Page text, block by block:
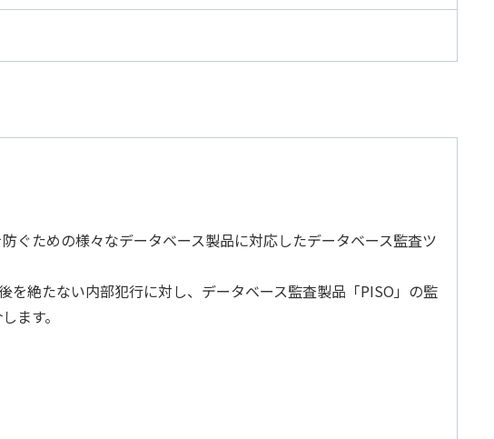
ぐための様々なデータベース製品に対応したデータベース監査ツ
絶たない内部犯行に対し、データベース監査製品「PISO」の監
ます。